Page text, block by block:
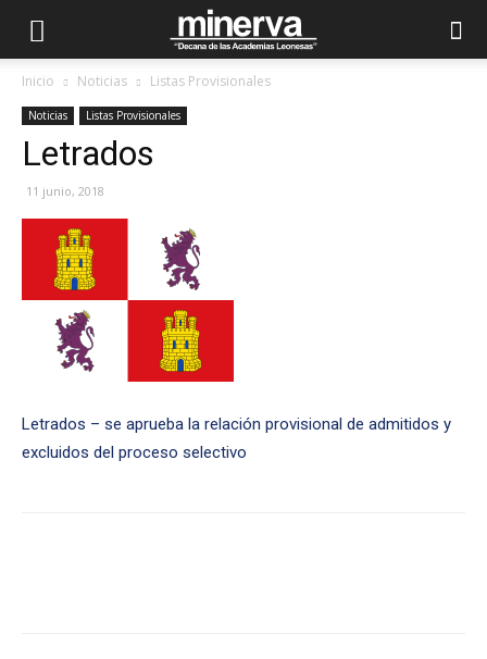
Inicio Noticias Listas Provisionales
Noticias Listas Provisionales
Letrados
11 junio, 2018
Letrados – se aprueba la relación provisional de admitidos y
excluidos del proceso selectivo